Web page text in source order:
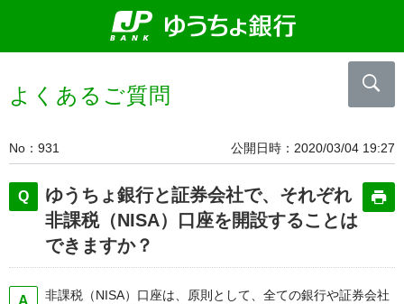
よくあるご質問
No 931 公開日時 2020/03/04 19:27
ゆうちょ銀行と証券会社で、それぞれ
非課税（NISA）口座を開設することは
できますか？
非課税（NISA）口座は、原則として、全ての銀行や証券会社